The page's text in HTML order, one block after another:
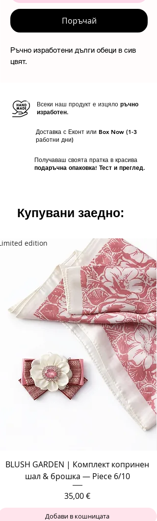
Поръчай
Ръчно изработени дълги обеци в сив
цвят.
Всеки наш продукт е изцяло ръчно
изработен.
Доставка с Еконт или Box Now (1-3
работни дни)
Получаваш своята пратка в красива
подаръчна опаковка! Тест и преглед.
Купувани заедно:
edition
BLUSH GARDEN | Комплект копринен
шал & брошка — Piece 6/10
Цена
35,00 €
Добави в кошницата